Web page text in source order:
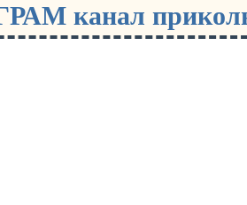
канал